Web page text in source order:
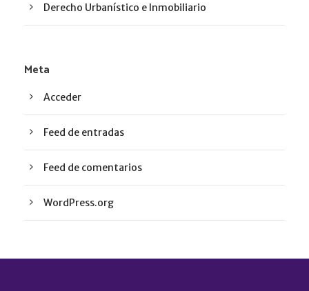
Derecho Urbanístico e Inmobiliario
Meta
Acceder
Feed de entradas
Feed de comentarios
WordPress.org